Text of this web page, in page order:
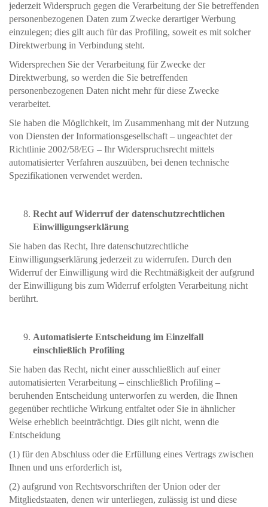
jederzeit Widerspruch gegen die Verarbeitung der Sie betreffenden
personenbezogenen Daten zum Zwecke derartiger Werbung
einzulegen; dies gilt auch für das Profiling, soweit es mit solcher
Direktwerbung in Verbindung steht.
Widersprechen Sie der Verarbeitung für Zwecke der
Direktwerbung, so werden die Sie betreffenden
personenbezogenen Daten nicht mehr für diese Zwecke
verarbeitet.
Sie haben die Möglichkeit, im Zusammenhang mit der Nutzung
von Diensten der Informationsgesellschaft – ungeachtet der
Richtlinie 2002/58/EG – Ihr Widerspruchsrecht mittels
automatisierter Verfahren auszuüben, bei denen technische
Spezifikationen verwendet werden.
Recht auf Widerruf der datenschutzrechtlichen
Einwilligungserklärung
Sie haben das Recht, Ihre datenschutzrechtliche
Einwilligungserklärung jederzeit zu widerrufen. Durch den
Widerruf der Einwilligung wird die Rechtmäßigkeit der aufgrund
der Einwilligung bis zum Widerruf erfolgten Verarbeitung nicht
berührt.
Automatisierte Entscheidung im Einzelfall
einschließlich Profiling
Sie haben das Recht, nicht einer ausschließlich auf einer
automatisierten Verarbeitung – einschließlich Profiling –
beruhenden Entscheidung unterworfen zu werden, die Ihnen
gegenüber rechtliche Wirkung entfaltet oder Sie in ähnlicher
Weise erheblich beeinträchtigt. Dies gilt nicht, wenn die
Entscheidung
(1) für den Abschluss oder die Erfüllung eines Vertrags zwischen
Ihnen und uns erforderlich ist,
(2) aufgrund von Rechtsvorschriften der Union oder der
Mitgliedstaaten, denen wir unterliegen, zulässig ist und diese